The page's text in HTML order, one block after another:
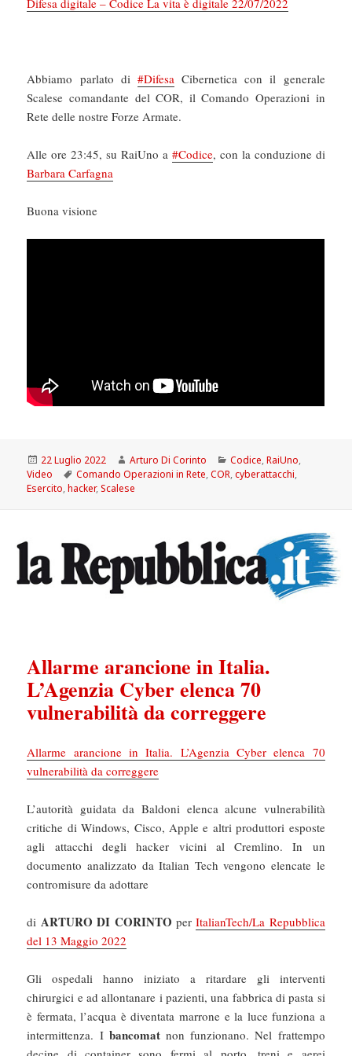
Difesa digitale – Codice La vita è digitale 22/07/2022
Abbiamo parlato di #DifesaCibernetica con il generale
Scalese comandante del COR, il Comando Operazioni in
Rete delle nostre Forze Armate.
Alle ore 23:45, su RaiUno a #Codice, con la conduzione di
Barbara Carfagna
Buona visione
Scritto
il
22 Luglio 2022 Autore
Arturo Di Corinto Categorie
Codice,RaiUno,
Video
Tag
Comando Operazioni in Rete,COR,cyberattacchi,
Esercito,hacker,Scalese
Allarme arancione in Italia.
L’Agenzia Cyber elenca 70
vulnerabilità da correggere
Allarme arancione in Italia. L’Agenzia Cyber elenca 70
vulnerabilità da correggere
L’autorità guidata da Baldoni elenca alcune vulnerabilità
critiche di Windows, Cisco, Apple e altri produttori esposte
agli attacchi degli hacker vicini al Cremlino. In un
documento analizzato da Italian Tech vengono elencate le
contromisure da adottare
di ARTURO DI CORINTO perItalianTech/La Repubblica
del 13 Maggio 2022
Gli ospedali hanno iniziato a ritardare gli interventi
chirurgici e ad allontanare i pazienti, una fabbrica di pasta si
è fermata, l’acqua è diventata marrone e la luce funziona a
intermittenza. I bancomatnon funzionano. Nel frattempo